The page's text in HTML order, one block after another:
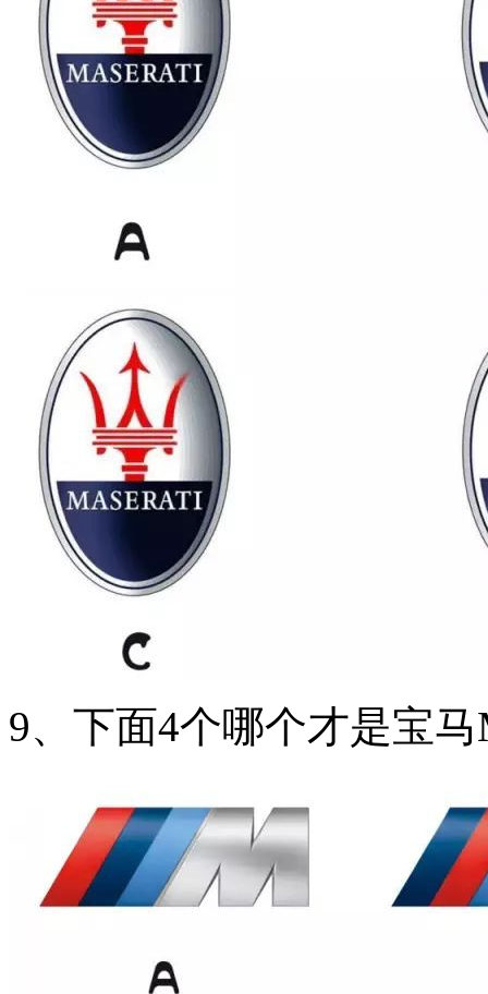
9、下面4个哪个才是宝